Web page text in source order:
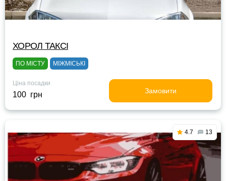
ХОРОЛ ТАКСІ
ПО МІСТУ МІЖМІСЬКІ
Ціна посадки
100 грн Замовити
4.7 13